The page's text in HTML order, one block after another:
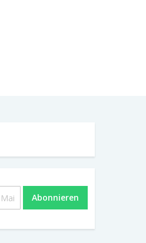
Abonnieren